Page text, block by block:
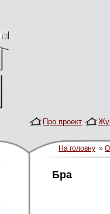
Про проект
На головну »
Бра